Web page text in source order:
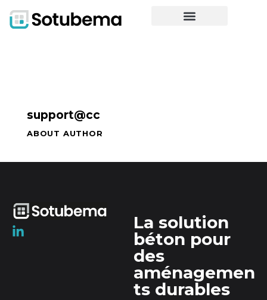
support@cc
ABOUT AUTHOR
La solution
béton pour
des
aménagemen
ts durables